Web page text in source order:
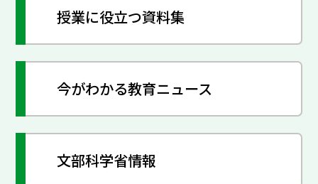
授業に役立つ資料集
今がわかる教育ニュース
文部科学省情報